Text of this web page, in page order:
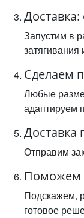
Запустим в
Сделаем
Любые
адаптируем
Доставка
Отправим
Поможем
Подскажем,
готовое